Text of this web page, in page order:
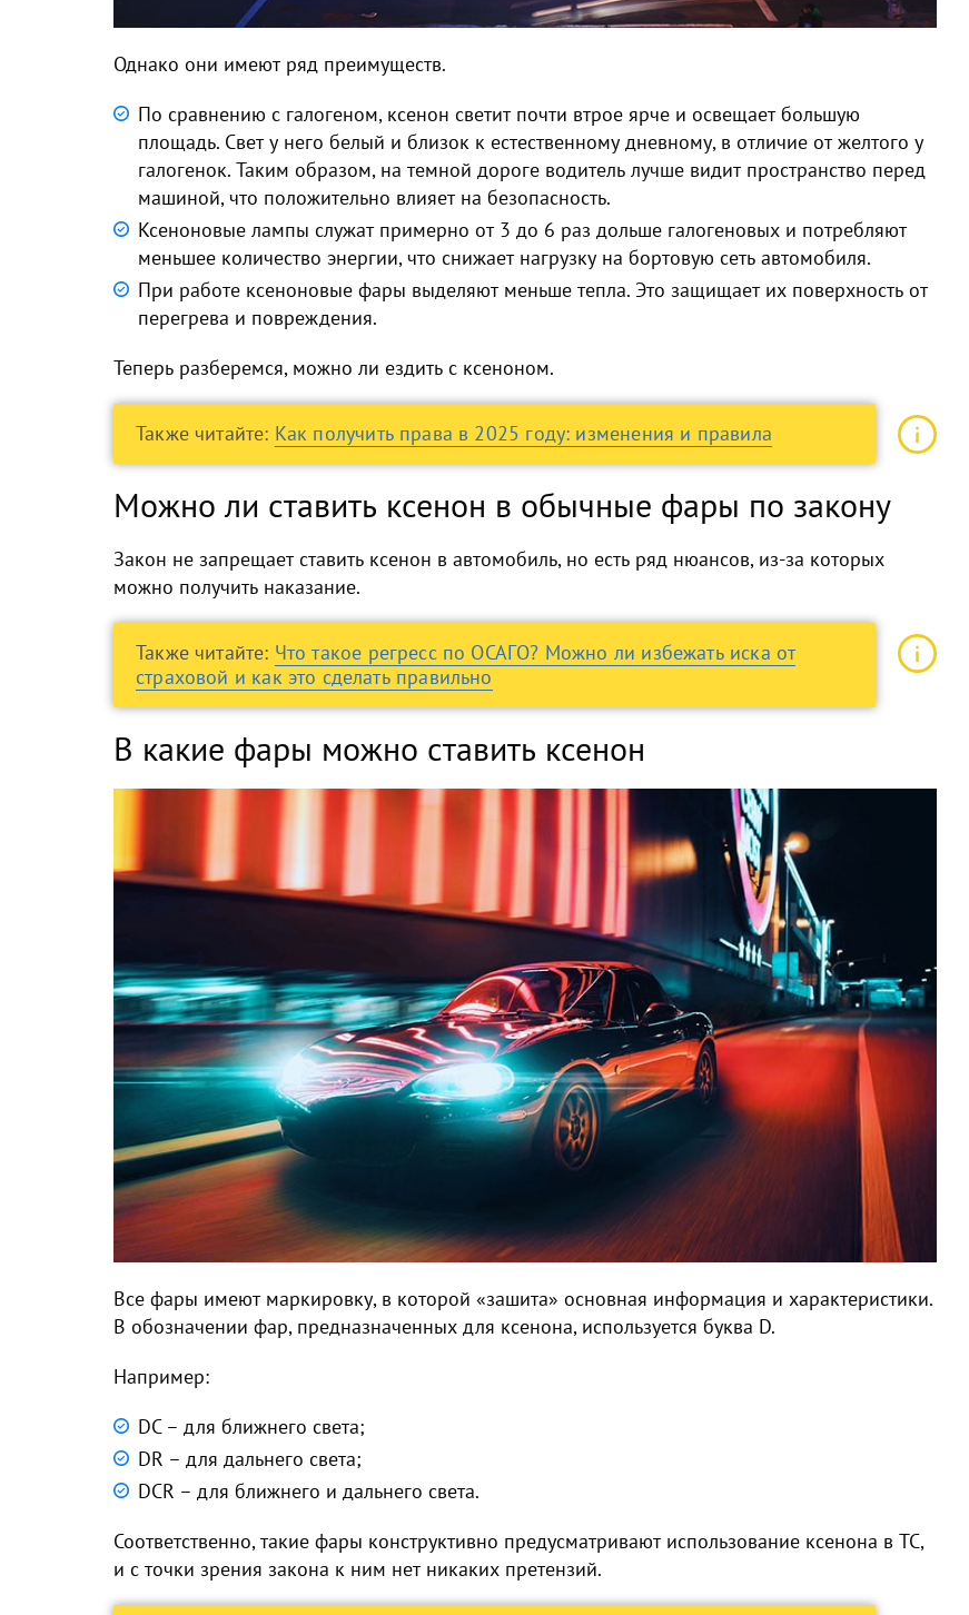
Однако они имеют ряд преимуществ.
По сравнению с галогеном, ксенон светит почти втрое ярче и освещает большую
площадь. Свет у него белый и близок к естественному дневному, в отличие от желтого у
галогенок. Таким образом, на темной дороге водитель лучше видит пространство перед
машиной, что положительно влияет на безопасность.
Ксеноновые лампы служат примерно от 3 до 6 раз дольше галогеновых и потребляют
меньшее количество энергии, что снижает нагрузку на бортовую сеть автомобиля.
При работе ксеноновые фары выделяют меньше тепла. Это защищает их поверхность от
перегрева и повреждения.
Теперь разберемся, можно ли ездить с ксеноном.
Также читайте: Как получить права в 2025 году: изменения и правила
Можно ли ставить ксенон в обычные фары по закону
Закон не запрещает ставить ксенон в автомобиль, но есть ряд нюансов, из-за которых
можно получить наказание.
Также читайте: Что такое регресс по ОСАГО? Можно ли избежать иска от
страховой и как это сделать правильно
В какие фары можно ставить ксенон
Все фары имеют маркировку, в которой «зашита» основная информация и характеристики.
В обозначении фар, предназначенных для ксенона, используется буква D.
Например:
DC – для ближнего света;
DR – для дальнего света;
DCR – для ближнего и дальнего света.
Соответственно, такие фары конструктивно предусматривают использование ксенона в ТС,
и с точки зрения закона к ним нет никаких претензий.